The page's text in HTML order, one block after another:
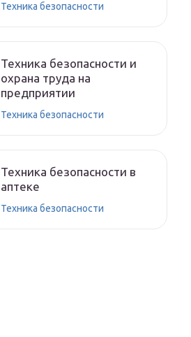
Техника безопасности
Техника безопасности и
охрана труда на
предприятии
Техника безопасности
Техника безопасности в
аптеке
Техника безопасности